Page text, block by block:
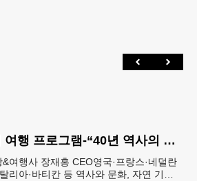
■ 화제의 여행 프로그램-“40년 역사의 신뢰… 서유럽 8개국 13일 대장정”
여행사 장재홍 CEO영국·프랑스·네덜란
리아·바티칸 등 역사와 문화, 자연 기